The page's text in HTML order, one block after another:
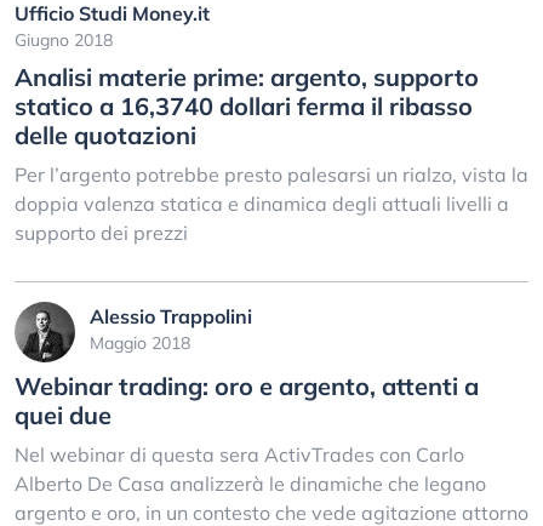
Ufficio Studi Money.it
Giugno 2018
Analisi materie prime: argento, supporto
statico a 16,3740 dollari ferma il ribasso
delle quotazioni
Per l’argento potrebbe presto palesarsi un rialzo, vista la
doppia valenza statica e dinamica degli attuali livelli a
supporto dei prezzi
Alessio Trappolini
Maggio 2018
Webinar trading: oro e argento, attenti a
quei due
Nel webinar di questa sera ActivTrades con Carlo
Alberto De Casa analizzerà le dinamiche che legano
argento e oro, in un contesto che vede agitazione attorno